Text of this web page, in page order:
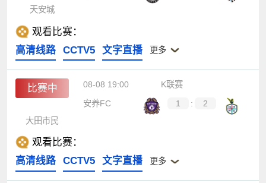
天安城
观看比赛：
高清线路
CCTV5 文字直播 更多
比赛中 08-08 19:00
K联赛
安养FC
1 :
2
大田市民
观看比赛：
高清线路
CCTV5 文字直播 更多